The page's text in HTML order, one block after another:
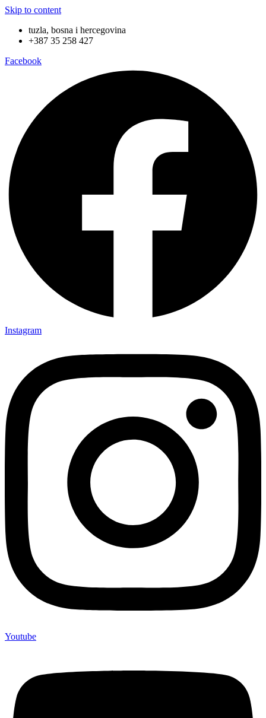
Skip to content
tuzla, bosna i hercegovina
+387 35 258 427
Facebook
Instagram
Youtube